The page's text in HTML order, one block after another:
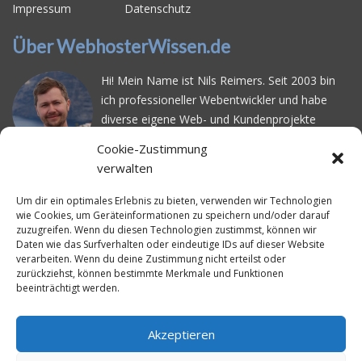
Cookie-Zustimmung
verwalten
Um dir ein optimales Erlebnis zu bieten, verwenden wir Technologien
wie Cookies, um Geräteinformationen zu speichern und/oder darauf
zuzugreifen. Wenn du diesen Technologien zustimmst, können wir
Daten wie das Surfverhalten oder eindeutige IDs auf dieser Website
verarbeiten. Wenn du deine Zustimmung nicht erteilst oder
zurückziehst, können bestimmte Merkmale und Funktionen
beeinträchtigt werden.
Akzeptieren
Impressum
Datenschutz
Über WebhosterWissen.de
Hi! Mein Name ist Nils Reimers. Seit 2003 bin
ich professioneller Webentwickler und habe
diverse eigene Web- und Kundenprojekte
schwierig ist gutes Webhosting zu finden: Bei
vielen Anbietern ärgert man sich über
Serverausfälleoder überlangsame
Ladezeiten. Deswegen habe ich im Mai 2016
angefangen, die bekanntesten Webhoster
systematisch zu testen und deren
Erreichbarkeit und Ladezeit für eine typische
Website basierend auf dem beliebten CMS-
System WordPress zu protokollieren. Auf
WebhosterWissen.de werte ich diese
Messungen kontinuierlich aus und gebe euch